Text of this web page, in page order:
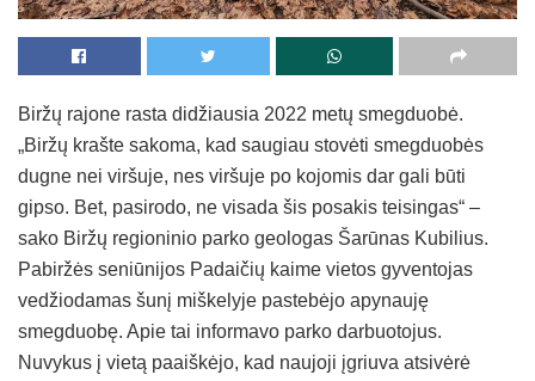
Biržų rajone rasta didžiausia 2022 metų smegduobė.
„Biržų krašte sakoma, kad saugiau stovėti smegduobės
dugne nei viršuje, nes viršuje po kojomis dar gali būti
gipso. Bet, pasirodo, ne visada šis posakis teisingas“ –
sako Biržų regioninio parko geologas Šarūnas Kubilius.
Pabiržės seniūnijos Padaičių kaime vietos gyventojas
vedžiodamas šunį miškelyje pastebėjo apynauję
smegduobę. Apie tai informavo parko darbuotojus.
Nuvykus į vietą paaiškėjo, kad naujoji įgriuva atsivėrė